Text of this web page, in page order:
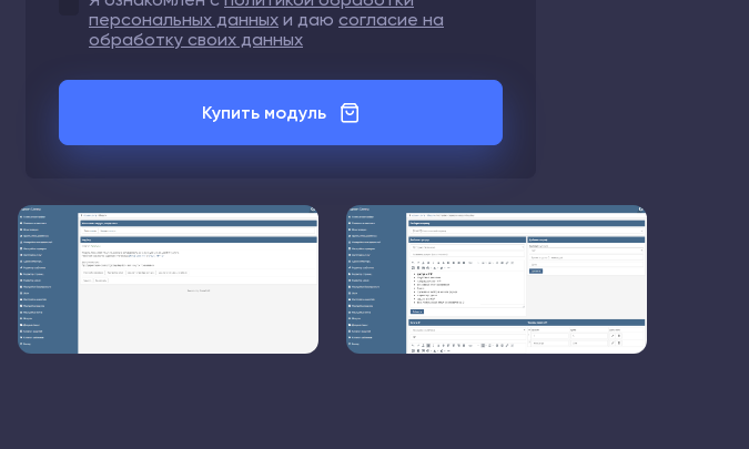
персональных данных и даю согласие на
обработку своих данных
Купить модуль